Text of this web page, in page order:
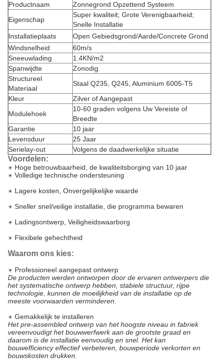
Productnaam
Zonnegrond Opzettend Systeem
Eigenschap
Super kwaliteit; Grote Verenigbaarheid;
Snelle Installatie
Installatieplaats
Open Gebiedsgrond/Aarde/Concrete Grond
Windsnelheid
60m/s
Sneeuwlading
1.4KN/m2
Spanwijdte
Zonodig
Structureel
Materiaal
Staal Q235, Q245, Aluminium 6005-T5
Kleur
Zilver of Aangepast
Modulehoek
10-60 graden volgens Uw Vereiste of
Breedte
Garantie
10 jaar
Levensduur
25 Jaar
Serielay-out
Volgens de daadwerkelijke situatie
Voordelen:
☀ Hoge betrouwbaarheid, de kwaliteitsborging van 10 jaar
☀ Volledige technische ondersteuning
☀ Lagere kosten, Onvergelijkelijke waarde
☀ Sneller snel/veilige installatie, die programma bewaren
☀ Ladingsontwerp, Veiligheidswaarborg
☀ Flexibele gehechtheid
Waarom ons kies:
☀ Professioneel aangepast ontwerp
De producten werden ontworpen door de ervaren ontwerpers die
het systematische ontwerp hebben, stabiele structuur, rijpe
technologie, kunnen de moeilijkheid van de installatie op de
meeste voorwaarden verminderen.
☀ Gemakkelijk te installeren
Het pre-assembled ontwerp van het hoogste niveau in fabriek
vereenvoudigt het bouwwerfwerk aan de grootste graad en
daarom is de installatie eenvoudig en snel. Het kan
bouwefficiency effectief verbeteren, bouwperiode verkorten en
bouwskosten drukken.